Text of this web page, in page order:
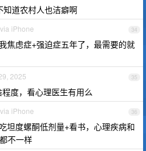
知道农村人也洁癖啊
34
iPhone
焦虑症+强迫症五年了，最需要的就
35
2025
度，看心理医生有用么
36
iPhone
坦度螺酮低剂量+看书，心理疾病和
不一样